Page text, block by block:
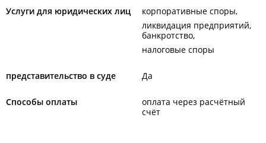
Услуги для юридических лиц
корпоративные споры
ликвидация предприятий,
банкротство
налоговые споры
представительство в суде Да
Способы оплаты
оплата через расчётный
счёт